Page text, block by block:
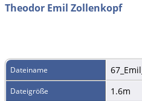
Theodor Emil Zollenkopf
Dateiname
Dateigröße 1.6m